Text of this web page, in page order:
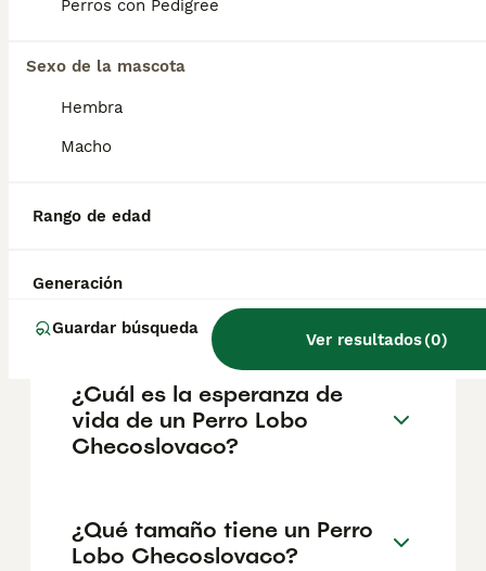
Perros con Pedigree
Sexo de la mascota
Hembra
Macho
Rango de edad
Generación
Guardar búsqueda
Ver resultados(0)
aproximadamente 700€, aunque los precios
ubicación.
¿Cómo es el carácter de
desventajas de la raza Perro
Lobo Checoslovaco?
¿Cuál es la esperanza de
vida de un Perro Lobo
Checoslovaco?
¿Qué tamaño tiene un Perro
Lobo Checoslovaco?